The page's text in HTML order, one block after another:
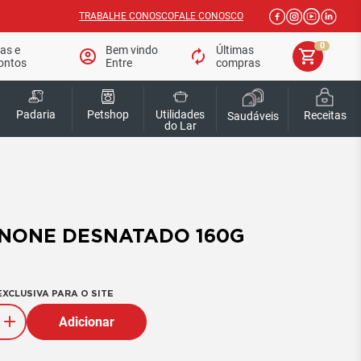
TRABALHE CONOSCOFALE CONOSCO
e
account_circle
Bem vindo
Entre
autorenew
Últimas
compras
shopping_cart
0
Padaria Petshop
Utilidades
do Lar
Saudáveis Receitas
DESNATADO 160G
Adicionar
PARA O SITE